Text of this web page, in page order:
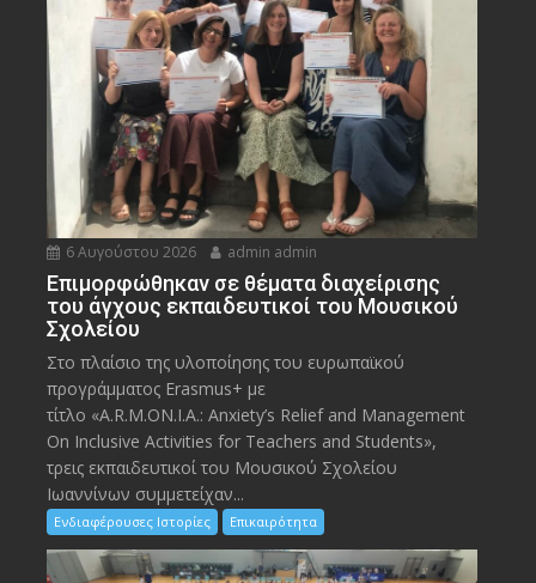
6 Αυγούστου 2026 admin admin
Eπιμορφώθηκαν σε θέματα διαχείρισης
του άγχους εκπαιδευτικοί του Μουσικού
Σχολείου
Στο πλαίσιο της υλοποίησης του ευρωπαϊκού
προγράμματος Erasmus+ με
τίτλο «A.R.M.ON.I.A.: Anxiety’s Relief and Management
On Inclusive Activities for Teachers and Students»,
τρεις εκπαιδευτικοί του Μουσικού Σχολείου
Ιωαννίνων συμμετείχαν...
Ενδιαφέρουσες Ιστορίες Επικαιρότητα